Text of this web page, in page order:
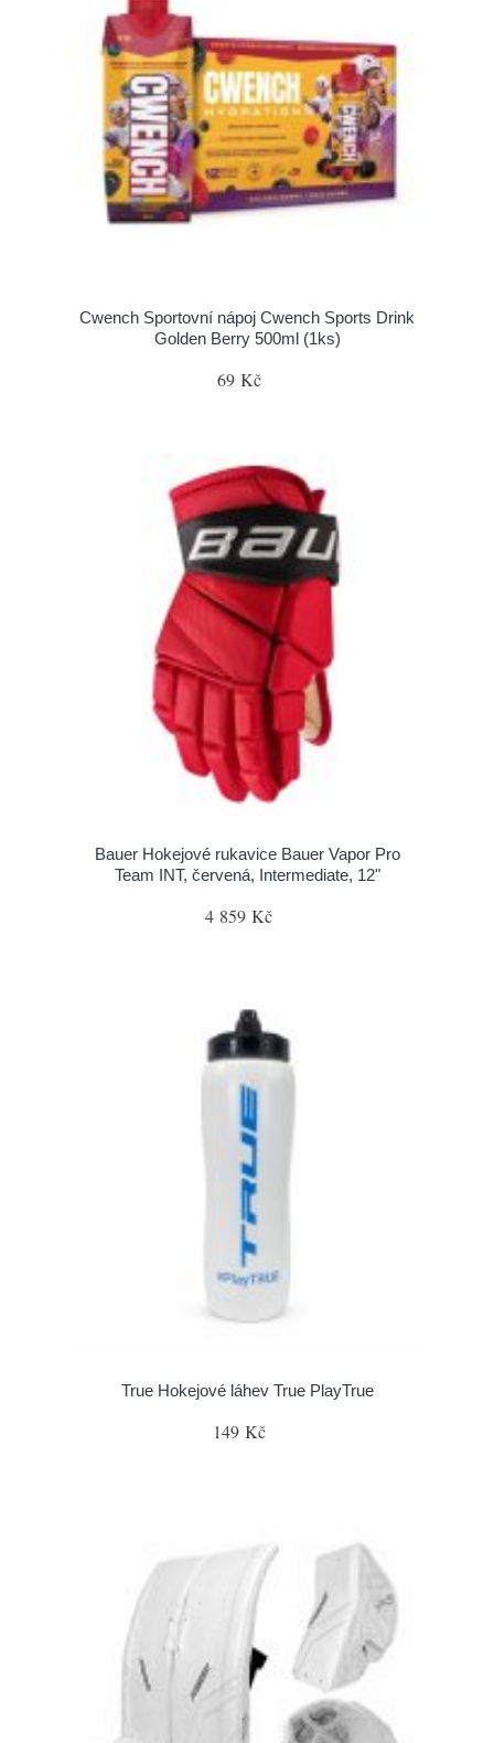
Cwench Sportovní nápoj Cwench Sports Drink
Golden Berry 500ml (1ks)
69 Kč
Bauer Hokejové rukavice Bauer Vapor Pro
Team INT, červená, Intermediate, 12"
4 859 Kč
True Hokejové láhev True PlayTrue
149 Kč